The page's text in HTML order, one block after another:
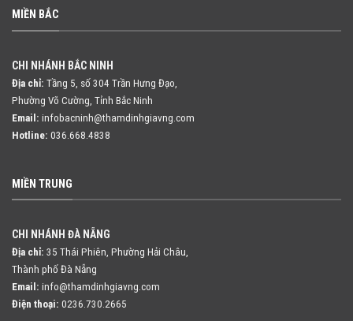
MIỀN BẮC
CHI NHÁNH BẮC NINH
Địa chỉ: Tầng 5, số 304 Trần Hưng Đạo,
Phường Võ Cường, Tỉnh Bắc Ninh
Email: infobacninh@thamdinhgiavng.com
Hotline: 036.668.4838
MIỀN TRUNG
CHI NHÁNH ĐÀ NẴNG
Địa chỉ: 35 Thái Phiên, Phường Hải Châu,
Thành phố Đà Nẵng
Email: info@thamdinhgiavng.com
Điện thoại: 0236.730.2665